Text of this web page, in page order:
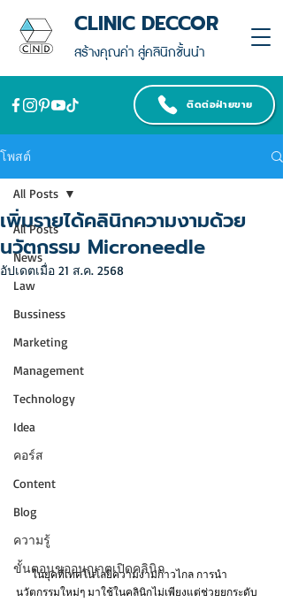
สร้างคุณค่า สู่คลินิกชั้นนำ
CLINIC DECCOR
ติดต่อฝ่ายขาย
โพสต์
All Posts
News
Law
Bussiness
Marketing
Management
Technology
Idea
คอร์ส
Content
Blog
ความรู้
ขั้นตอนขออนุญาตเปิดคลินิก
All Posts
เพิ่มรายได้คลินิกความงามด้วย
นวัตกรรม Microneedle
อัปเดตเมื่อ 21 ส.ค. 2568
      ในยุคที่เทคโนโลยีความงามก้าวไกล การนำ
นวัตกรรมใหม่ๆ มาใช้ในคลินิกไม่เพียงแต่ช่วยยกระดับ